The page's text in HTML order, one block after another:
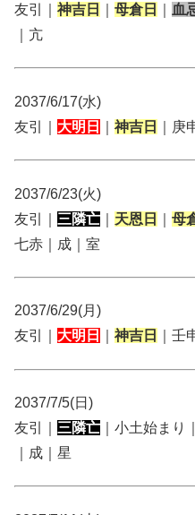
友引｜ 神吉日 母倉日 血
｜亢
2037/6/17(水)
友引｜ 大明日 神吉日 ｜庚
2037/6/23(火)
友引｜ 三隣亡 天恩日 母
七赤｜成｜室
2037/6/29(月)
友引｜ 大明日 神吉日 ｜壬
2037/7/5(日)
友引｜ 三隣亡 ｜小土始まり｜
｜成｜星